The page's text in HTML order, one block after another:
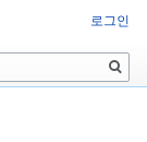
로그인